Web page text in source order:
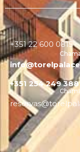
+351 22 600 0815
+351 254 249 388